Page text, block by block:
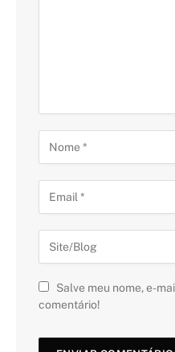
Salve meu nome, e-
comentário!